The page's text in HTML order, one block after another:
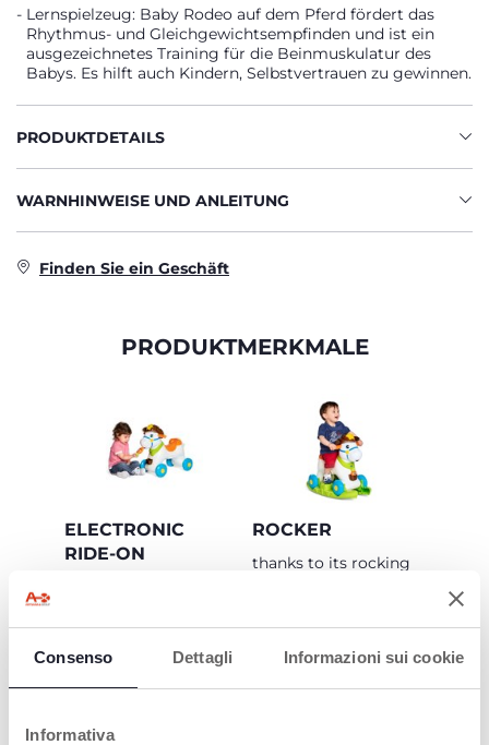
Consenso Dettagli Informazioni sui cookie
Informativa
Lernspielzeug: Baby Rodeo auf dem Pferd fördert das
Rhythmus- und Gleichgewichtsempfinden und ist ein
ausgezeichnetes Training für die Beinmuskulatur des
Babys. Es hilft auch Kindern, Selbstvertrauen zu gewinnen.
PRODUKTDETAILS
WARNHINWEISE UND ANLEITUNG
Finden Sie ein Geschäft
PRODUKTMERKMALE
ELECTRONIC
RIDE-ON
used, where the eyes
sounds with joy when
Rodeo is stroked or
ROCKER
thanks to its rocking